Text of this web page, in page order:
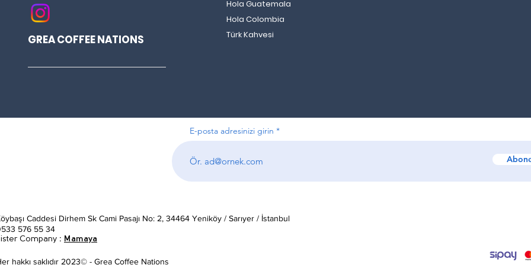
GREA COFFEE NATIONS
Hola Guatemala
Hola Colombia
Türk Kahvesi
E-posta adresinizi girin
Caddesi Dirhem Sk Cami Pasajı No: 2, 34464 Yeniköy / Sarıyer / İstanbul
576 55 34
Company : Mamaya
hakkı saklıdır 2023© - Grea Coffee Nations